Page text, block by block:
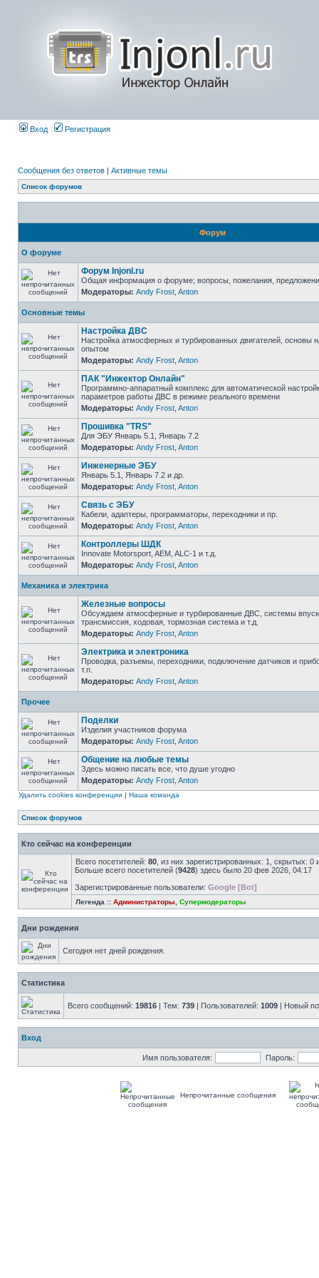
Вход Регистрация
Сообщения без ответов | Активные темы
Список форумов
Форум
О форуме
Форум Injonl.ru
Общая информация о форуме; вопросы, пожелания,
Модераторы: Andy Frost Anton
Основные темы
Настройка ДВС
Настройка атмосферных и турбированных двигателей, основы
опытом
Модераторы: Andy Frost Anton
ПАК "Инжектор Онлайн"
Программно-аппаратный комплекс для автоматической
параметров работы ДВС в режиме реального времени
Модераторы: Andy Frost Anton
Прошивка "TRS"
Для ЭБУ Январь 5.1, Январь 7.2
Модераторы: Andy Frost Anton
Инженерные ЭБУ
Январь 5.1, Январь 7.2 и др.
Модераторы: Andy Frost Anton
Связь с ЭБУ
Кабели, адаптеры, программаторы, переходники и пр.
Модераторы: Andy Frost Anton
Контроллеры ШДК
Innovate Motorsport, AEM, ALC-1 и т.д.
Модераторы: Andy Frost Anton
Механика и электрика
Железные вопросы
Обсуждаем атмосферные и турбированные ДВС, системы
трансмиссия, ходовая, тормозная система и т.д.
Модераторы: Andy Frost Anton
Электрика и электроника
Проводка, разъемы, переходники, подключение датчиков и
т.п.
Модераторы: Andy Frost Anton
Прочее
Поделки
Изделия участников форума
Модераторы: Andy Frost Anton
Общение на любые темы
Здесь можно писать все, что душе угодно
Модераторы: Andy Frost Anton
Удалить cookies конференции | Наша команда
Список форумов
Кто сейчас на конференции
Всего посетителей: 80 , из них зарегистрированных: 1, скрытых:
Больше всего посетителей (9428) здесь было 20 фев 2026, 04:17
Зарегистрированные пользователи: Google [Bot]
Легенда :: Администраторы Супермодераторы
Дни рождения
Сегодня нет дней рождения.
Статистика
Всего сообщений: 19816 | Тем: 739 | Пользователей: 1009 | Новый
Вход
Имя пользователя: Пароль:
Непрочитанные сообщения